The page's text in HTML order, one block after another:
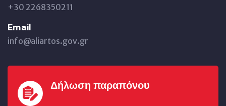
+30 2268350211
Email
info@aliartos.gov.gr
Δήλωση παραπόνου